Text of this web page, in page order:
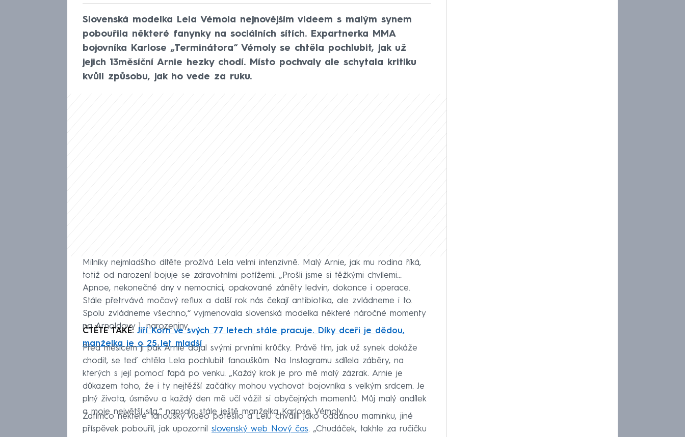
Slovenská modelka Lela Vémola nejnovějším videem s malým synem
pobouřila některé fanynky na sociálních sítích. Expartnerka MMA
bojovníka Karlose „Terminátora“ Vémoly se chtěla pochlubit, jak už
jejich 13měsíční Arnie hezky chodí. Místo pochvaly ale schytala kritiku
kvůli způsobu, jak ho vede za ruku.
Milníky nejmladšího dítěte prožívá Lela velmi intenzivně. Malý Arnie, jak mu rodina říká,
totiž od narození bojuje se zdravotními potížemi. „Prošli jsme si těžkými chvílemi...
Apnoe, nekonečné dny v nemocnici, opakované záněty ledvin, dokonce i operace.
Stále přetrvává močový reflux a další rok nás čekají antibiotika, ale zvládneme i to.
Spolu zvládneme všechno,“ vyjmenovala slovenská modelka některé náročné momenty
na Arnoldovy 1. narozeniny.
ČTĚTE TAKÉ: Jiří Korn ve svých 77 letech stále pracuje. Díky dceři je dědou,
manželka je o 25 let mladší
Před měsícem ji pak Arnie dojal svými prvními krůčky. Právě tím, jak už synek dokáže
chodit, se teď chtěla Lela pochlubit fanouškům. Na Instagramu sdílela záběry, na
kterých s její pomocí ťapá po venku. „Každý krok je pro mě malý zázrak. Arnie je
důkazem toho, že i ty nejtěžší začátky mohou vychovat bojovníka s velkým srdcem. Je
plný života, úsměvu a každý den mě učí vážit si obyčejných momentů. Můj malý andílek
a moje největší síla,“ napsala stále ještě manželka Karlose Vémoly.
Zatímco některé fanoušky video potěšilo a Lelu chválili jako oddanou maminku, jiné
příspěvek pobouřil, jak upozornil slovenský web Nový čas. „Chudáček, takhle za ručičku